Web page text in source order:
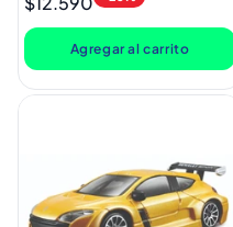
oferta
Agregar al carrito